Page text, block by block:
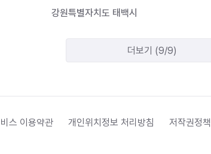
강원특별자치도 태백시
더보기 (9/9)
스 이용약관 개인위치정보 처리방침 저작권정책